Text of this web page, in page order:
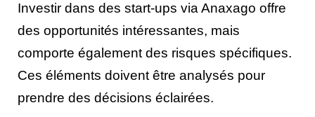
Investir dans des start-ups via Anaxago offre
des opportunités intéressantes, mais
comporte également des risques spécifiques.
Ces éléments doivent être analysés pour
prendre des décisions éclairées.